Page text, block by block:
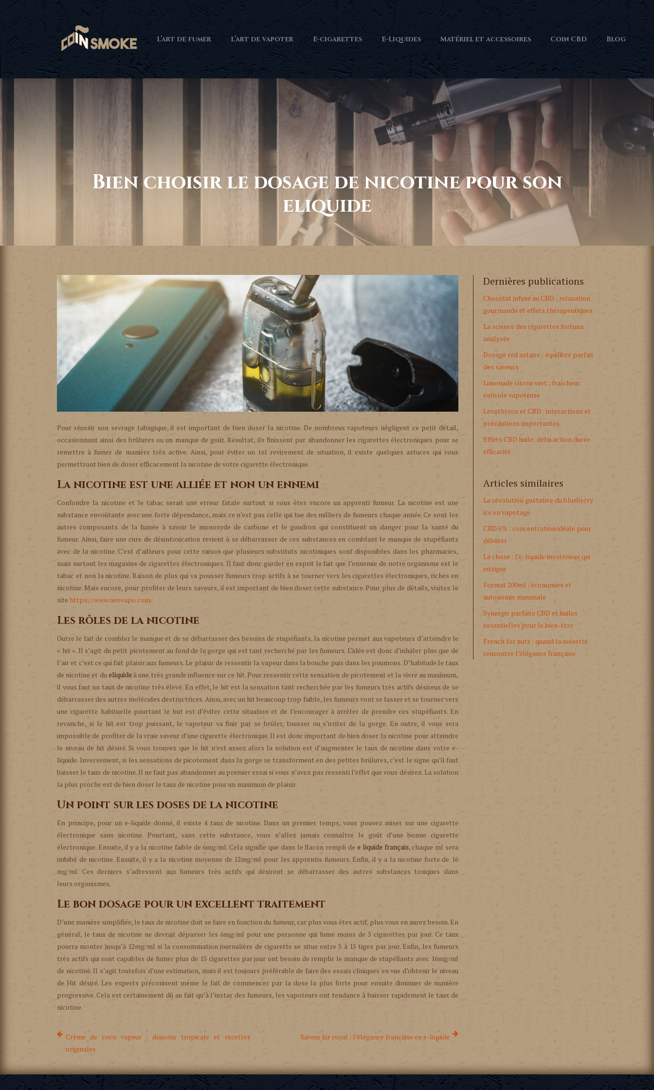
L’art de fumer L’art de vapoter E-cigarettes E-Liquides Matériel et accessoires Coin CBD Blog
Bien choisir le dosage de nicotine pour son
eliquide
Pour réussir son sevrage tabagique, il est important de bien doser la nicotine. De nombreux vapoteurs négligent ce petit détail,
occasionnant ainsi des brûlures ou un manque de goût. Résultat, ils finissent par abandonner les cigarettes électroniques pour se
remettre à fumer de manière très active. Ainsi, pour éviter un tel revirement de situation, il existe quelques astuces qui vous
permettront bien de doser efficacement la nicotine de votre cigarette électronique.
La nicotine est une alliée et non un ennemi
Confondre la nicotine et le tabac serait une erreur fatale surtout si vous êtes encore un apprenti fumeur. La nicotine est une
substance envoûtante avec une forte dépendance, mais ce n’est pas celle qui tue des milliers de fumeurs chaque année. Ce sont les
autres composants de la fumée à savoir le monoxyde de carbone et le goudron qui constituent un danger pour la santé du
fumeur. Ainsi, faire une cure de désintoxication revient à se débarrasser de ces substances en comblant le manque de stupéfiants
avec de la nicotine. C’est d’ailleurs pour cette raison que plusieurs substituts nicotiniques sont disponibles dans les pharmacies,
mais surtout les magasins de cigarettes électroniques. Il faut donc garder en esprit le fait que l’ennemie de notre organisme est le
tabac et non la nicotine. Raison de plus qui va pousser fumeurs trop actifs à se tourner vers les cigarettes électroniques, riches en
nicotine. Mais encore, pour profiter de leurs saveurs, il est important de bien doser cette substance. Pour plus de détails, visitez le
site https://www.neovapo.com/.
Les rôles de la nicotine
Outre le fait de combler le manque et de se débarrasser des besoins de stupéfiants, la nicotine permet aux vapoteurs d’atteindre le
« hit ». Il s’agit du petit picotement au fond de la gorge qui est tant recherché par les fumeurs. L’idée est donc d’inhaler plus que de
l’air et c’est ce qui fait plaisir aux fumeurs. Le plaisir de ressentir la vapeur dans la bouche puis dans les poumons. D’habitude le taux
de nicotine et du eliquideà une très grande influence sur ce hit. Pour ressentir cette sensation de picotement et la vivre au maximum,
il vous faut un taux de nicotine très élevé. En effet, le hit est la sensation tant recherchée par les fumeurs très actifs désireux de se
débarrasser des autres molécules destructrices. Ainsi, avec un hit beaucoup trop faible, les fumeurs vont se lasser et se tourner vers
une cigarette habituelle pourtant le but est d’éviter cette situation et de l’encourager à arrêter de prendre ces stupéfiants. En
revanche, si le hit est trop puissant, le vapoteur va finir par se brûler, tousser ou s’irriter de la gorge. En outre, il vous sera
impossible de profiter de la vraie saveur d’une cigarette électronique. Il est donc important de bien doser la nicotine pour atteindre
le niveau de hit désiré. Si vous trouvez que le hit n’est assez alors la solution est d’augmenter le taux de nicotine dans votre e-
liquide. Inversement, si les sensations de picotement dans la gorge se transforment en des petites brûlures, c’est le signe qu’il faut
baisser le taux de nicotine. Il ne faut pas abandonner au premier essai si vous n’avez pas ressenti l’effet que vous désirez. La solution
la plus proche est de bien doser le taux de nicotine pour un maximum de plaisir.
Un point sur les doses de la nicotine
En principe, pour un e-liquide donné, il existe 4 taux de nicotine. Dans un premier temps, vous pouvez miser sur une cigarette
électronique sans nicotine. Pourtant, sans cette substance, vous n’allez jamais connaître le goût d’une bonne cigarette
électronique. Ensuite, il y a la nicotine faible de 6mg/ml. Cela signifie que dans le flacon rempli de e liquide français, chaque ml sera
imbibé de nicotine. Ensuite, il y a la nicotine moyenne de 12mg/ml pour les apprentis fumeurs. Enfin, il y a la nicotine forte de 16
mg/ml. Ces derniers s’adressent aux fumeurs très actifs qui désirent se débarrasser des autres substances toxiques dans
leurs organismes.
Le bon dosage pour un excellent traitement
D’une manière simplifiée, le taux de nicotine doit se faire en fonction du fumeur, car plus vous êtes actif, plus vous en aurez besoin. En
général, le taux de nicotine ne devrait dépasser les 6mg/ml pour une personne qui fume moins de 5 cigarettes par jour. Ce taux
pourra monter jusqu’à 12mg/ml si la consommation journalière de cigarette se situe entre 5 à 15 tiges par jour. Enfin, les fumeurs
très actifs qui sont capables de fumer plus de 15 cigarettes par jour ont besoin de remplir le manque de stupéfiants avec 16mg/ml
de nicotine. Il s’agit toutefois d’une estimation, mais il est toujours préférable de faire des essais cliniques en vue d’obtenir le niveau
de Hit désiré. Les experts préconisent même le fait de commencer par la dose la plus forte pour ensuite diminuer de manière
progressive. Cela est certainement dû au fait qu’à l’instar des fumeurs, les vapoteurs ont tendance à baisser rapidement le taux de
nicotine.
Crème de coco vapeur : douceur tropicale et recettes
originales
Saveur kir royal : l’élégance française en e-liquide
Dernières publications
Chocolat infusé au CBD : relaxation
gourmande et effets thérapeutiques
La science des cigarettes fortuna
analysée
Dosage red astaire : équilibre parfait
des saveurs
Limonade citron vert : fraîcheur
estivale vapoteuse
Levothyrox et CBD : interactions et
précautions importantes
Effets CBD huile: délai action durée
efficacité
Articles similaires
La révolution gustative du blueberry
ice en vapotage
CBD 5% : concentration idéale pour
débuter
La chose : l’e-liquide mystérieux qui
intrigue
Format 200ml : économies et
autonomie maximale
Synergie parfaite CBD et huiles
essentielles pour le bien-être
French for nuts : quand la noisette
rencontre l’élégance française